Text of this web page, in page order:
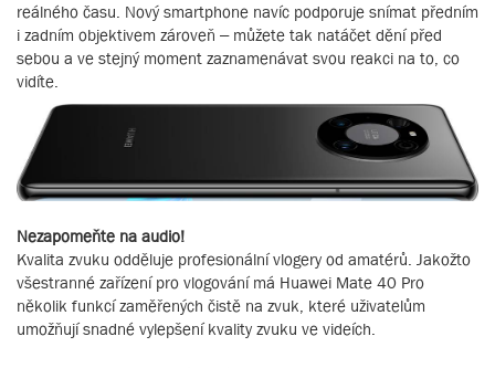
reálného času. Nový smartphone navíc podporuje snímat předním
i zadním objektivem zároveň – můžete tak natáčet dění před
sebou a ve stejný moment zaznamenávat svou reakci na to, co
vidíte.
Nezapomeňte na audio!
Kvalita zvuku odděluje profesionální vlogery od amatérů. Jakožto
všestranné zařízení pro vlogování má Huawei Mate 40 Pro
několik funkcí zaměřených čistě na zvuk, které uživatelům
umožňují snadné vylepšení kvality zvuku ve videích.